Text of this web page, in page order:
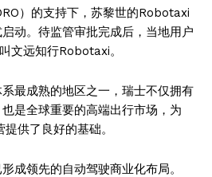
）的支持下，苏黎世的Robotaxi
动。待监管审批完成后，当地用户
文远知行Robotaxi。
最成熟的地区之一，瑞士不仅拥有
是全球重要的高端出行市场，为
供了良好的基础。
成领先的自动驾驶商业化布局。